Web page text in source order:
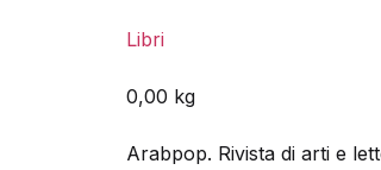
Libri
0,00 kg
Arabpop. Rivista di arti e